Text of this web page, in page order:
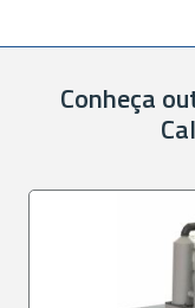
Conheça